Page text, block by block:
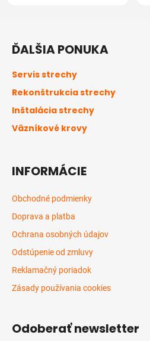
ĎALŠIA PONUKA
Servis strechy
Rekonštrukcia strechy
Inštalácia strechy
Väzníkové krovy
INFORMÁCIE
Obchodné podmienky
Doprava a platba
Ochrana osobných údajov
Odstúpenie od zmluvy
Reklamačný poriadok
Zásady používania cookies
Odoberať newsletter